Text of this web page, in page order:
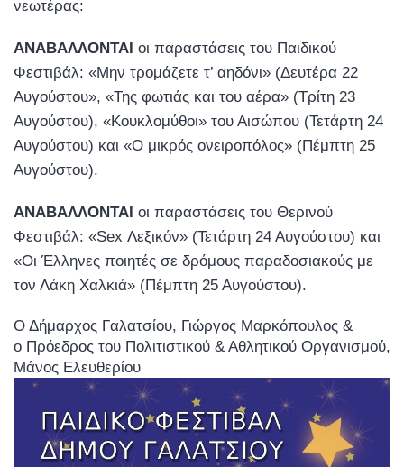
νεωτέρας:
ΑΝΑΒΑΛΛΟΝΤΑΙ οι παραστάσεις του Παιδικού
Φεστιβάλ: «Μην τρομάζετε τ’ αηδόνι» (Δευτέρα 22
Αυγούστου», «Της φωτιάς και του αέρα» (Τρίτη 23
Αυγούστου), «Κουκλομύθοι» του Αισώπου (Τετάρτη 24
Αυγούστου) και «Ο μικρός ονειροπόλος» (Πέμπτη 25
Αυγούστου).
ΑΝΑΒΑΛΛΟΝΤΑΙ οι παραστάσεις του Θερινού
Φεστιβάλ: «Sex Λεξικόν» (Τετάρτη 24 Αυγούστου) και
«Οι Έλληνες ποιητές σε δρόμους παραδοσιακούς με
τον Λάκη Χαλκιά» (Πέμπτη 25 Αυγούστου).
Ο Δήμαρχος Γαλατσίου, Γιώργος Μαρκόπουλος &
ο Πρόεδρος του Πολιτιστικού & Αθλητικού Οργανισμού,
Μάνος Ελευθερίου